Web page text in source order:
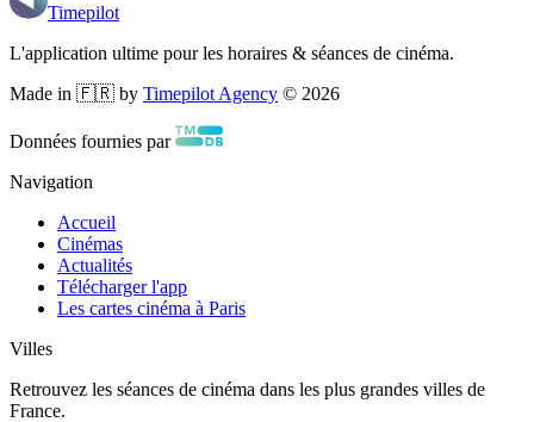
Timepilot
L'application ultime pour les horaires & séances de cinéma.
Made in 🇫🇷 by Timepilot Agency © 2026
Données fournies par
Navigation
Accueil
Cinémas
Actualités
Télécharger l'app
Les cartes cinéma à Paris
Villes
Retrouvez les séances de cinéma dans les plus grandes villes de
France.